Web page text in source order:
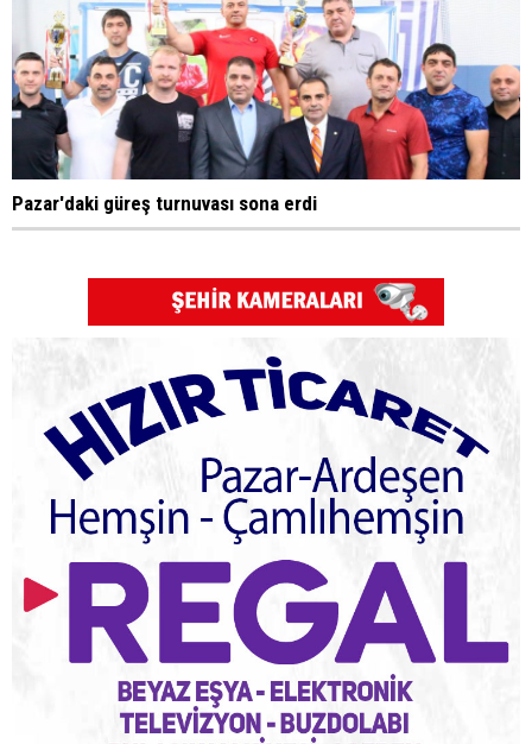
Pazar'daki güreş turnuvası sona erdi